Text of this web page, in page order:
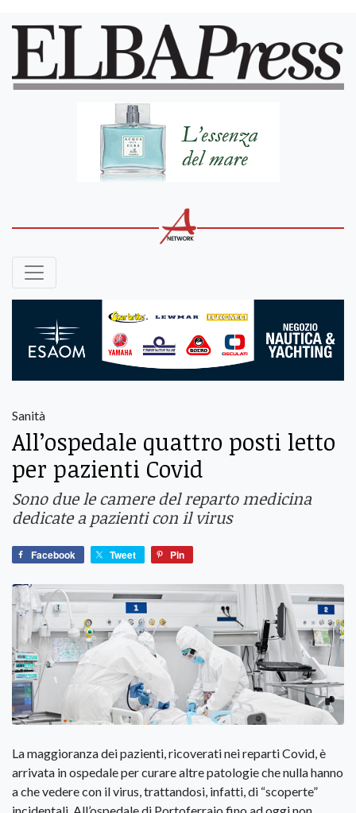
Sanità
All’ospedale quattro posti letto
per pazienti Covid
Sono due le camere del reparto medicina
dedicate a pazienti con il virus
Facebook Tweet Pin
La maggioranza dei pazienti, ricoverati nei reparti Covid, è
arrivata in ospedale per curare altre patologie che nulla hanno
a che vedere con il virus, trattandosi, infatti, di “scoperte”